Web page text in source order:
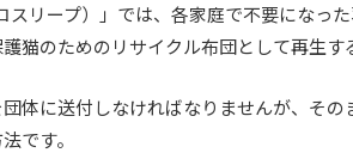
スリープ）」では、各家庭で不要になっ
猫のためのリサイクル布団として再生
体に送付しなければなりませんが、そ
です。